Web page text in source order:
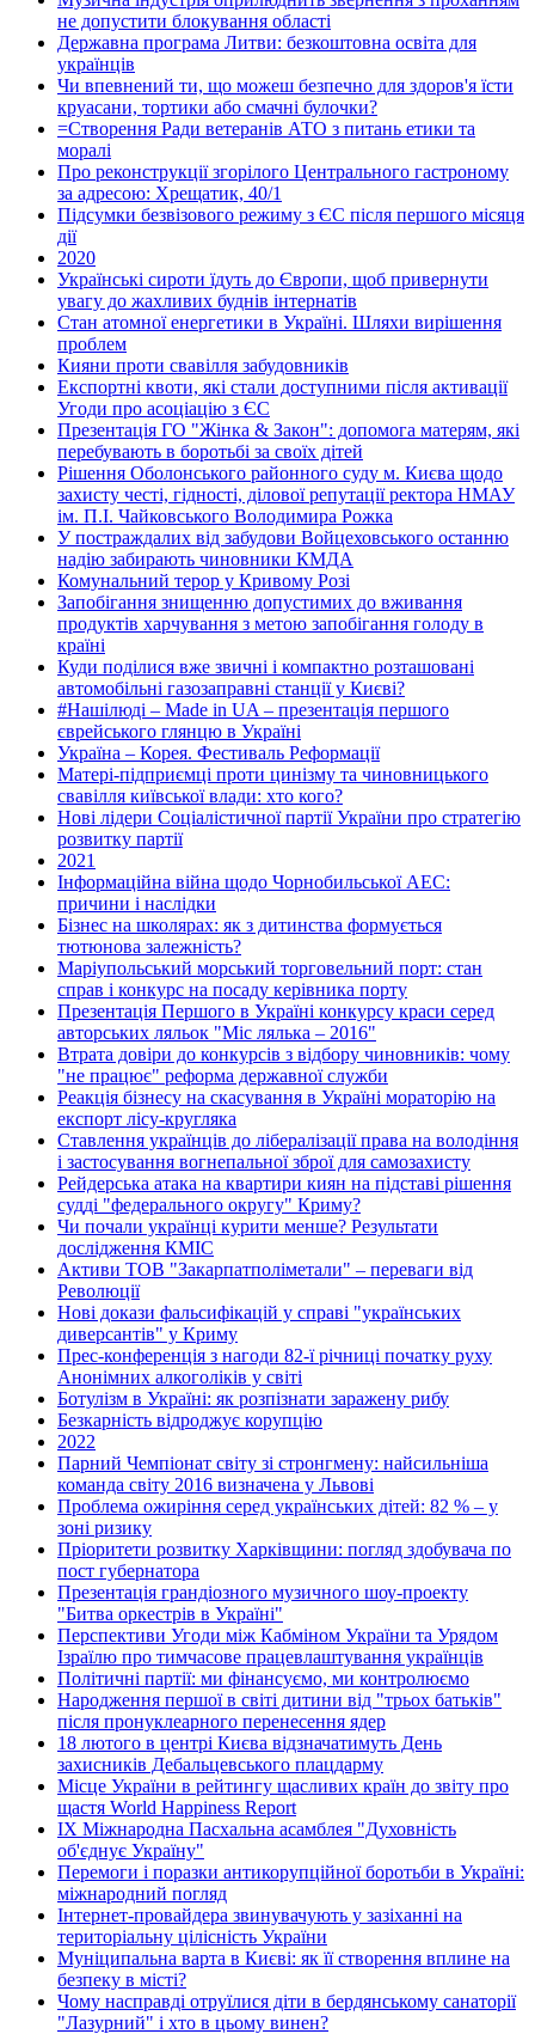
не допустити блокування області
Державна програма Литви: безкоштовна освіта для
українців
Чи впевнений ти, що можеш безпечно для здоров'я їсти
круасани, тортики або смачні булочки?
=Створення Ради ветеранів АТО з питань етики та
моралі
Про реконструкції згорілого Центрального гастроному
за адресою: Хрещатик, 40/1
Підсумки безвізового режиму з ЄС після першого місяця
дії
2020
Українські сироти їдуть до Європи, щоб привернути
увагу до жахливих буднів інтернатів
Стан атомної енергетики в Україні. Шляхи вирішення
проблем
Кияни проти свавілля забудовників
Експортні квоти, які стали доступними після активації
Угоди про асоціацію з ЄС
Презентація ГО "Жінка & Закон": допомога матерям, які
перебувають в боротьбі за своїх дітей
Рішення Оболонського районного суду м. Києва щодо
захисту честі, гідності, ділової репутації ректора НМАУ
ім. П.І. Чайковського Володимира Рожка
У постраждалих від забудови Войцеховського останню
надію забирають чиновники КМДА
Комунальний терор у Кривому Розі
Запобігання знищенню допустимих до вживання
продуктів харчування з метою запобігання голоду в
країні
Куди поділися вже звичні і компактно розташовані
автомобільні газозаправні станції у Києві?
#Нашілюді – Made in UA – презентація першого
єврейського глянцю в Україні
Україна – Корея. Фестиваль Реформації
Матері-підприємці проти цинізму та чиновницького
свавілля київської влади: хто кого?
Нові лідери Соціалістичної партії України про стратегію
розвитку партії
2021
Інформаційна війна щодо Чорнобильської АЕС:
причини і наслідки
Бізнес на школярах: як з дитинства формується
тютюнова залежність?
Маріупольський морський торговельний порт: стан
справ і конкурс на посаду керівника порту
Презентація Першого в Україні конкурсу краси серед
авторських ляльок "Міс лялька – 2016"
Втрата довіри до конкурсів з відбору чиновників: чому
"не працює" реформа державної служби
Реакція бізнесу на скасування в Україні мораторію на
експорт лісу-кругляка
Ставлення українців до лібералізації права на володіння
і застосування вогнепальної зброї для самозахисту
Рейдерська атака на квартири киян на підставі рішення
судді "федерального округу" Криму?
Чи почали українці курити менше? Результати
дослідження КМІС
Активи ТОВ "Закарпатполіметали" – переваги від
Революції
Нові докази фальсифікацій у справі "українських
диверсантів" у Криму
Прес-конференція з нагоди 82-ї річниці початку руху
Анонімних алкоголіків у світі
Ботулізм в Україні: як розпізнати заражену рибу
Безкарність відроджує корупцію
2022
Парний Чемпіонат світу зі стронгмену: найсильніша
команда світу 2016 визначена у Львові
Проблема ожиріння серед українських дітей: 82 % – у
зоні ризику
Пріоритети розвитку Харківщини: погляд здобувача по
пост губернатора
Презентація грандіозного музичного шоу-проекту
"Битва оркестрів в Україні"
Перспективи Угоди між Кабміном України та Урядом
Ізраїлю про тимчасове працевлаштування українців
Політичні партії: ми фінансуємо, ми контролюємо
Народження першої в світі дитини від "трьох батьків"
після пронуклеарного перенесення ядер
18 лютого в центрі Києва відзначатимуть День
захисників Дебальцевського плацдарму
Місце України в рейтингу щасливих країн до звіту про
щастя World Happiness Report
ІХ Міжнародна Пасхальна асамблея "Духовність
об'єднує Україну"
Перемоги і поразки антикорупційної боротьби в Україні:
міжнародний погляд
Інтернет-провайдера звинувачують у зазіханні на
територіальну цілісність України
Муніципальна варта в Києві: як її створення вплине на
безпеку в місті?
Чому насправді отруїлися діти в бердянському санаторії
"Лазурний" і хто в цьому винен?